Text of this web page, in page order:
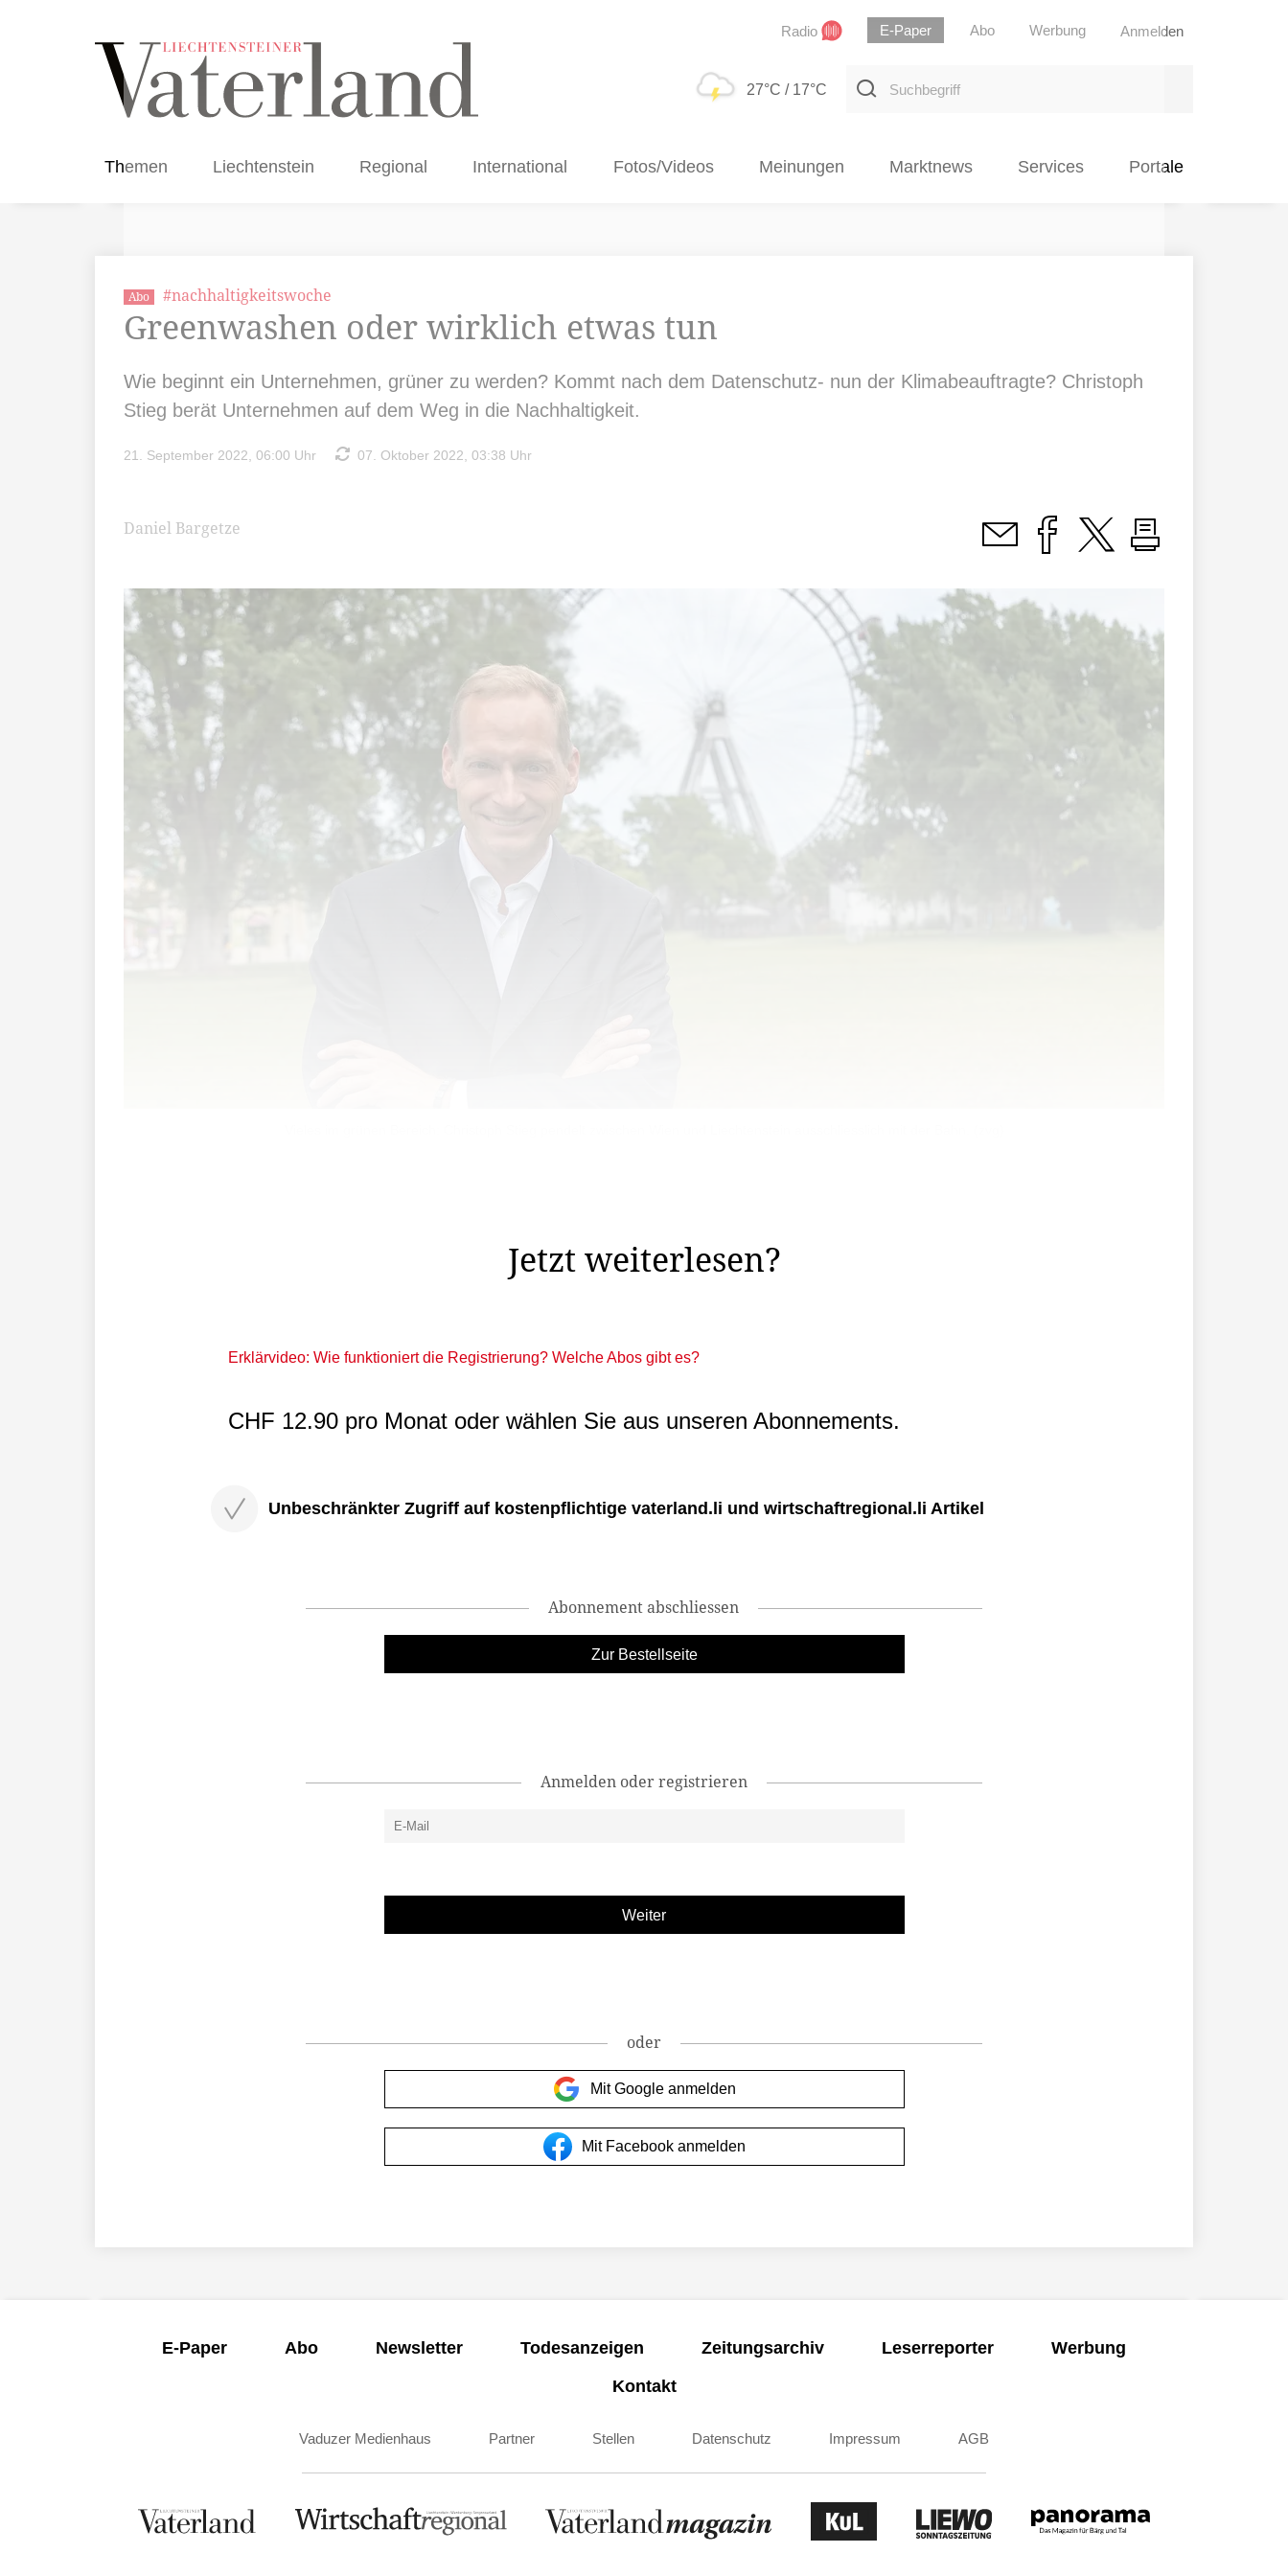
Radio E-Paper Abo Werbung Anmelden
27°C / 17°C
Suchbegriff
Themen Liechtenstein Regional International Fotos/Videos Meinungen Marktnews Services Portale
Abo #nachhaltigkeitswoche
Greenwashen oder wirklich etwas tun
Wie beginnt ein Unternehmen, grüner zu werden? Kommt nach dem Datenschutz- nun der Klimabeauftragte? Christoph
Stieg berät Unternehmen auf dem Weg in die Nachhaltigkeit.
21. September 2022, 06:00 Uhr 07. Oktober 2022, 03:38 Uhr
Daniel Bargetze
Jetzt weiterlesen?
Erklärvideo: Wie funktioniert die Registrierung? Welche Abos gibt es?
CHF 12.90 pro Monat oder wählen Sie aus unseren Abonnements.
Unbeschränkter Zugriff auf kostenpflichtige vaterland.li und wirtschaftregional.li Artikel
Abonnement abschliessen
Zur Bestellseite
Anmelden oder registrieren
oder
Mit Google anmelden
Mit Facebook anmelden
E-Paper Abo Newsletter Todesanzeigen Zeitungsarchiv Leserreporter
Werbung
Kontakt
Vaduzer Medienhaus Partner Stellen Datenschutz Impressum AGB